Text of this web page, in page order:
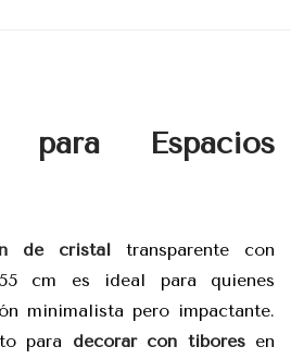
para Espacios
de cristal transparente con
cm es ideal para quienes
minimalista pero impactante.
para decorar con tiboresen